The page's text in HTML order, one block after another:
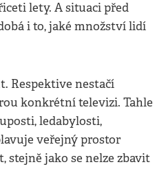
lety. A situaci před
i to, jaké množství lidí
Respektive nestačí
konkrétní televizi. Tahle
ledabylosti,
veřejný prostor
stejně jako se nelze zbavit